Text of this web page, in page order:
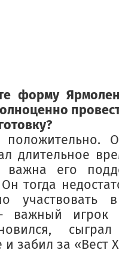
форму
длительное
его
тогда
участвовать
важный игрок
забил за «Вест